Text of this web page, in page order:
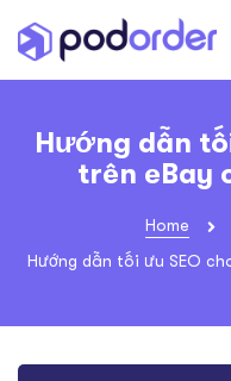
Hướng dẫn
trên eBay
Home
Hướng dẫn tối ưu SEO